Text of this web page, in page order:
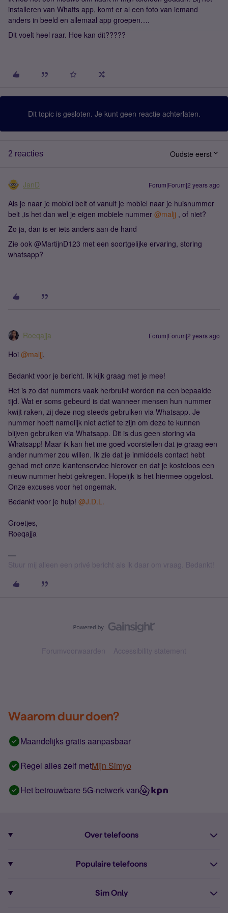
installeren van Whatts app, komt er al een foto van iemand
anders in beeld en allemaal app groepen….
Dit voelt heel raar. Hoe kan dit?????
Dit topic is gesloten. Je kunt geen reactie achterlaten.
2 reacties Oudste eerst
JanD Forum|Forum|2 years ago
Als je naar je mobiel belt of vanuit je mobiel naar je huisnummer
belt ,is het dan wel je eigen mobiele nummer @maljj , of niet?
Zo ja, dan is er iets anders aan de hand
Zie ook @MartijnD123 met een soortgelijke ervaring, storing
whatsapp?
Roeqajja Forum|Forum|2 years ago
Hoi @maljj,
Bedankt voor je bericht. Ik kijk graag met je mee!
Het is zo dat nummers vaak herbruikt worden na een bepaalde
tijd. Wat er soms gebeurd is dat wanneer mensen hun nummer
kwijt raken, zij deze nog steeds gebruiken via Whatsapp. Je
nummer hoeft namelijk niet actief te zijn om deze te kunnen
blijven gebruiken via Whatsapp. Dit is dus geen storing via
Whatsapp! Maar ik kan het me goed voorstellen dat je graag een
ander nummer zou willen. Ik zie dat je inmiddels contact hebt
gehad met onze klantenservice hierover en dat je kosteloos een
nieuw nummer hebt gekregen. Hopelijk is het hiermee opgelost.
Onze excuses voor het ongemak.
Bedankt voor je hulp! @J.D.L.
Groetjes,
Roeqajja
Stuur mij alleen een privé bericht als ik daar om vraag. Bedankt!
Forumvoorwaarden Accessibility statement
Waarom duur doen?
Maandelijks gratis aanpasbaar
Regel alles zelf metMijn Simyo
Het betrouwbare 5G-netwerk van
Over telefoons
Alle telefoons
Populaire telefoons
Sim Only